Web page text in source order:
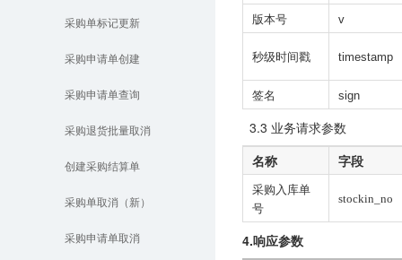
采购单标记更新
采购申请单创建
采购申请单查询
采购退货批量取消
创建采购结算单
采购单取消（新）
采购申请单取消
版本号 v
秒级时间戳 timestamp
签名 sign
3.3 业务请求参数
名称
字段
采购入库单
号
stockin_no
4.响应参数